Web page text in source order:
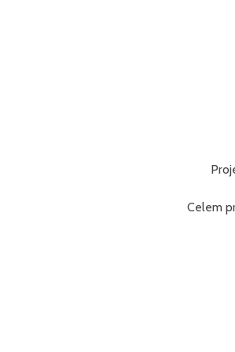
Celem III Polsko-
Efektem